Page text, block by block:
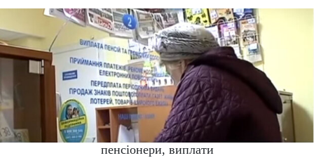
пенсіонери, виплати